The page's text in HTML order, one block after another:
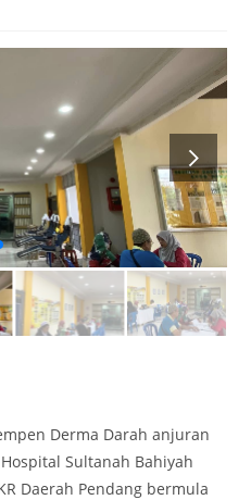
Derma Darah anjuran
Sultanah Bahiyah
Daerah Pendang bermula